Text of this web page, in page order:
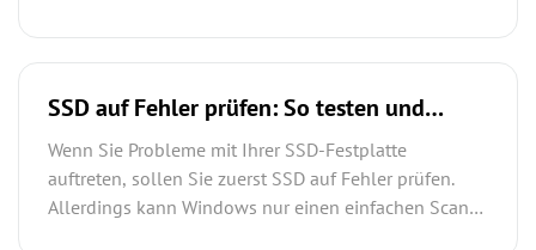
Partitionen anzeigt. In dieser Anleitung zeigen wir
die EFI-Partition dauerhaft zu entfernen.
SSD auf Fehler prüfen: So testen und
reparieren Sie Ihre SSD richtig
Wenn Sie Probleme mit Ihrer SSD-Festplatte
auftreten, sollen Sie zuerst SSD auf Fehler prüfen.
Allerdings kann Windows nur einen einfachen Scan